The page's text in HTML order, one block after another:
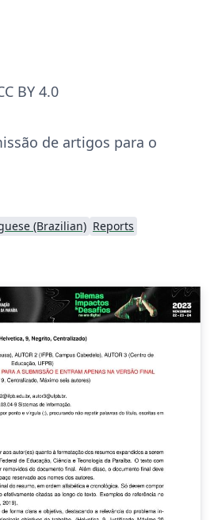
BY 4.0
de artigos para o
(Brazilian) Reports